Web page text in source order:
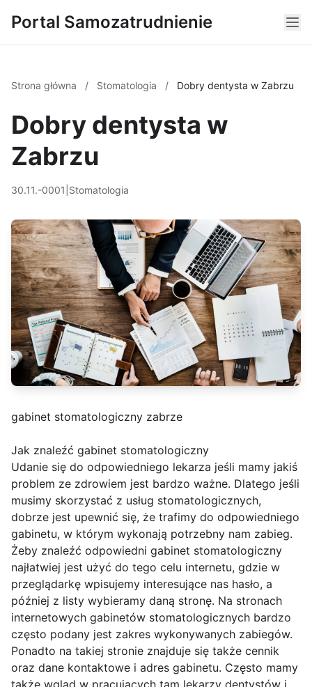
Portal Samozatrudnienie
Strona główna / Stomatologia / Dobry dentysta w Zabrzu
Dobry dentysta w
Zabrzu
30.11.-0001 Stomatologia
gabinet stomatologiczny zabrze
Jak znaleźć gabinet stomatologiczny
Udanie się do odpowiedniego lekarza jeśli mamy jakiś
problem ze zdrowiem jest bardzo ważne. Dlatego jeśli
musimy skorzystać z usług stomatologicznych,
dobrze jest upewnić się, że trafimy do odpowiedniego
gabinetu, w którym wykonają potrzebny nam zabieg.
Żeby znaleźć odpowiedni gabinet stomatologiczny
najłatwiej jest użyć do tego celu internetu, gdzie w
przeglądarkę wpisujemy interesujące nas hasło, a
później z listy wybieramy daną stronę. Na stronach
internetowych gabinetów stomatologicznych bardzo
często podany jest zakres wykonywanych zabiegów.
Ponadto na takiej stronie znajduje się także cennik
oraz dane kontaktowe i adres gabinetu. Często mamy
także wgląd w pracujących tam lekarzy dentystów i